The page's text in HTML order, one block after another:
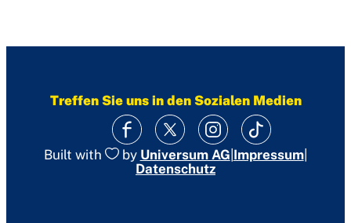
Treffen Sie uns in den Sozialen Medien
Built with by Universum AG Impressum|
Datenschutz